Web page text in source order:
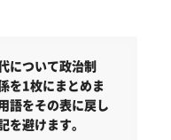
について政治制
を1枚にまとめま
語をその表に戻し
避けます。